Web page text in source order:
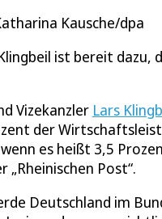
Kausche/dpa
ist bereit
Vizekanzler Lars
der
es heißt 3,5
Post“.
Deutschland im